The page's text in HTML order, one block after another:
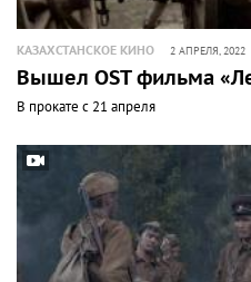
КАЗАХСТАНСКОЕ КИНО 2 АПРЕЛЯ, 2022
Вышел OST фильма
В прокате с 21 апреля